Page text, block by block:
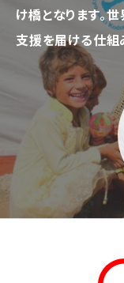
け橋となります。世
支援を届ける仕組